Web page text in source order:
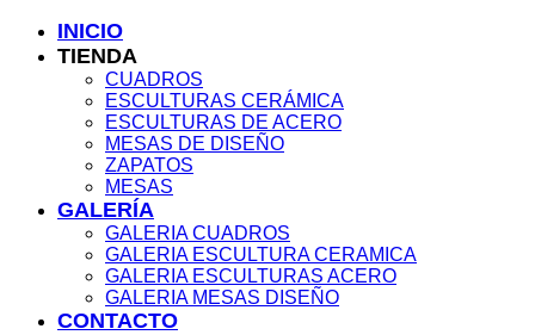
INICIO
TIENDA
CUADROS
ESCULTURAS CERÁMICA
ESCULTURAS DE ACERO
MESAS DE DISEÑO
ZAPATOS
MESAS
GALERÍA
GALERIA CUADROS
GALERIA ESCULTURA CERAMICA
GALERIA ESCULTURAS ACERO
GALERIA MESAS DISEÑO
CONTACTO